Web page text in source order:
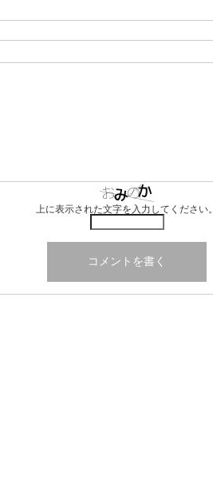
上に表示された文字を入力してください。